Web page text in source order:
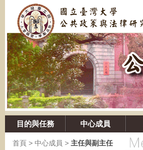
目的與任務 中心成員
首頁 > 中心成員 > 主任與副主任